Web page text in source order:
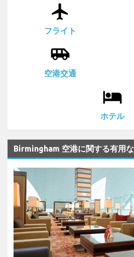
airplanemode_active
フライト
airport_shuttle
空港交通
local_hotel
ホテル
Birmingham 空港に関する有用